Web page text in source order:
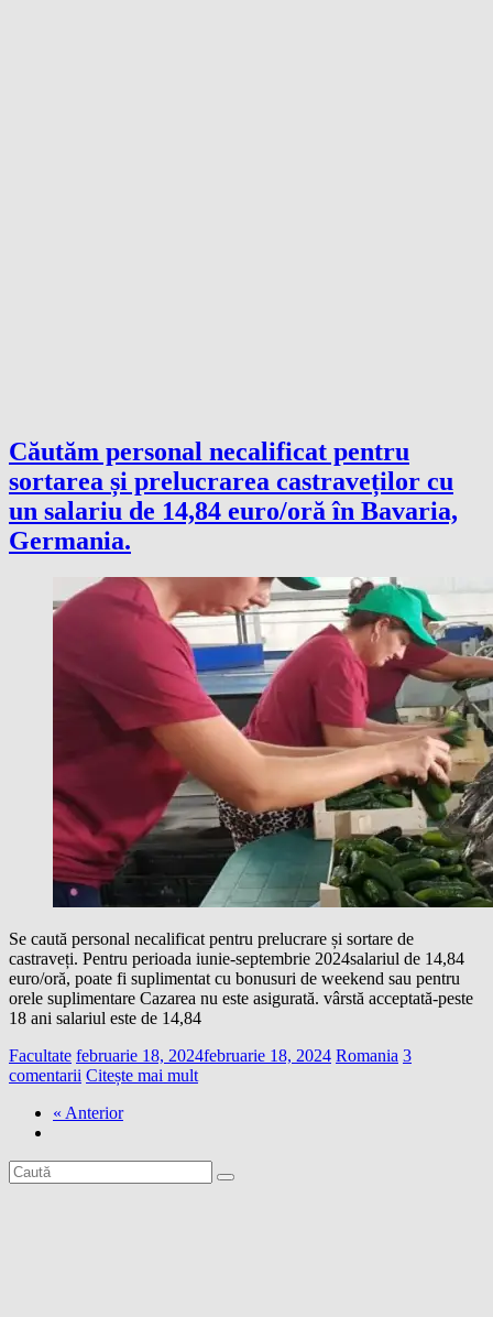
Căutăm personal necalificat pentru
sortarea și prelucrarea castraveților cu
un salariu de 14,84 euro/oră în Bavaria,
Germania.
Se caută personal necalificat pentru prelucrare și sortare de
castraveți. Pentru perioada iunie-septembrie 2024salariul de 14,84
euro/oră, poate fi suplimentat cu bonusuri de weekend sau pentru
orele suplimentare Cazarea nu este asigurată. vârstă acceptată-peste
18 ani salariul este de 14,84
Facultate februarie 18, 2024februarie 18, 2024 Romania 3
comentarii Citește mai mult
« Anterior